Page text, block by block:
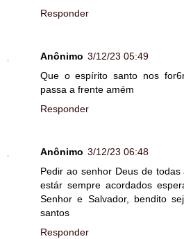
Responder
Anônimo 3/12/23 05:49
Que o espírito santo nos
passa a frente amém
Responder
Anônimo 3/12/23 06:48
Pedir ao senhor Deus de
estár sempre acordados
Senhor e Salvador, bendito
santos
Responder